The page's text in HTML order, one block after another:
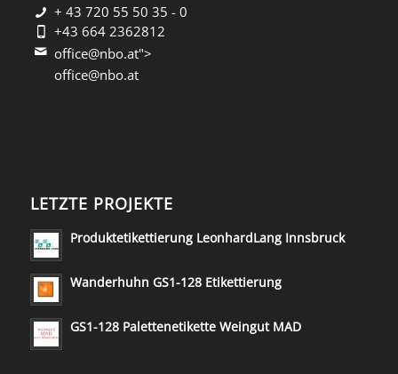
+ 43 720 55 50 35 - 0
+43 664 2362812
office@nbo.at">
office@nbo.at
LETZTE PROJEKTE
Produktetikettierung LeonhardLang Innsbruck
Wanderhuhn GS1-128 Etikettierung
GS1-128 Palettenetikette Weingut MAD